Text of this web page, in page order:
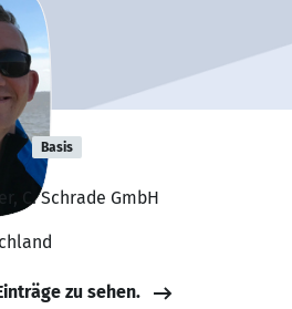
Basis
C. Schrade GmbH
zu sehen.